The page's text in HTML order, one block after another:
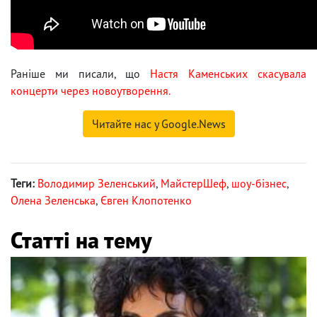
Раніше ми писали, що Настя Каменських скасувала
концерти через новоутворення.
Читайте нас у Google.News
Теги: Володимир Зеленський, МайстерШеф, шоу-бізнес,
Олена Зеленська, Євген Клопотенко
Статті на тему